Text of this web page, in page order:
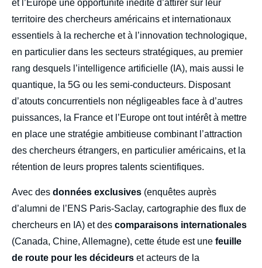
et l’Europe une opportunité inédite d’attirer sur leur
territoire des chercheurs américains et internationaux
essentiels à la recherche et à l’innovation technologique,
en particulier dans les secteurs stratégiques, au premier
rang desquels l’intelligence artificielle (IA), mais aussi le
quantique, la 5G ou les semi-conducteurs. Disposant
d’atouts concurrentiels non négligeables face à d’autres
puissances, la France et l’Europe ont tout intérêt à mettre
en place une stratégie ambitieuse combinant l’attraction
des chercheurs étrangers, en particulier américains, et la
rétention de leurs propres talents scientifiques.
Avec des données exclusives (enquêtes auprès
d’alumni de l’ENS Paris-Saclay, cartographie des flux de
chercheurs en IA) et des comparaisons internationales
(Canada, Chine, Allemagne), cette étude est une feuille
de route pour les décideurs et acteurs de la